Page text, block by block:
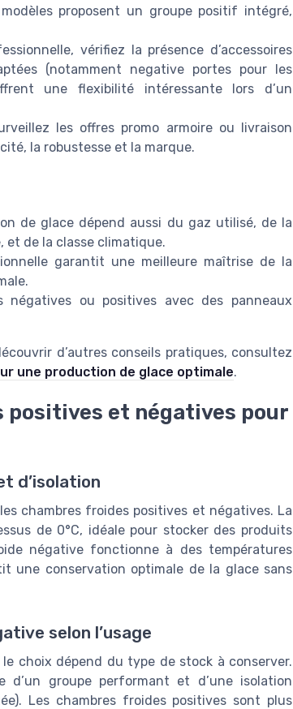
proposent un groupe positif intégré,
vérifiez la présence d’accessoires
(notamment negative portes pour les
une flexibilité intéressante lors d’un
les offres promo armoire ou livraison
la robustesse et la marque.
de glace dépend aussi du gaz utilisé, de la
de la classe climatique.
garantit une meilleure maîtrise de la
négatives ou positives avec des panneaux
d’autres conseils pratiques, consultez
une production de glace optimale.
et négatives pour
d’isolation
chambres froides positives et négatives. La
de 0°C, idéale pour stocker des produits
négative fonctionne à des températures
une conservation optimale de la glace sans
selon l’usage
choix dépend du type de stock à conserver.
d’un groupe performant et d’une isolation
Les chambres froides positives sont plus